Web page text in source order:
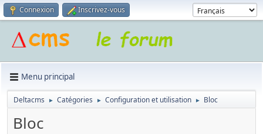
Connexion Inscrivez-vous
Menu principal
Deltacms ► Catégories ► Configuration et utilisation ► Bloc
Bloc